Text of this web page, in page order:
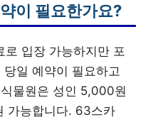
이 필요한가요?
로 입장 가능하지만 포
일 예약이 필요하고
물원은 성인 5,000원
가능합니다. 63스카